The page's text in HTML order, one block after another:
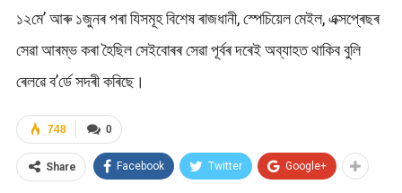
১২মে’ আৰু ১জুনৰ পৰা যিসমূহ বিশেষ ৰাজধানী, স্পেচিয়েল মেইল, এক্সপ্ৰেছৰ
সেৱা আৰম্ভ কৰা হৈছিল সেইবোৰৰ সেৱা পূৰ্বৰ দৰেই অব্যাহত থাকিব বুলি
ৰেলৱে ব’ৰ্ডে সদৰী কৰিছে।
0
748
Share Facebook Twitter Google+